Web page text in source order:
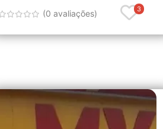
(0 avaliações) 3